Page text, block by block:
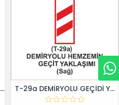
SOLAR LED'Lİ GÜNEŞ ENERJİLİ LEVHA T-29a DEMİRYOLU GEÇİDİ YAKLAŞIM LEVHALARI (Sağ)